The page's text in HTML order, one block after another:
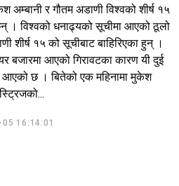
अम्बानी र गौतम अडाणी विश्वको शीर्ष १५
। विश्वको धनाढ्यको सूचीमा आएको ठूलो
शीर्ष १५ को सूचीबाट बाहिरिएका हुन् ।
बजारमा आएको गिरावटका कारण यी दुई
आएको छ । बितेको एक महिनामा मुकेश
16:14:01